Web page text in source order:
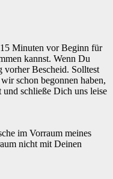
Minuten vor Beginn für
kannst. Wenn Du
vorher Bescheid. Solltest
schon begonnen haben,
und schließe Dich uns leise
im Vorraum meines
nicht mit Deinen